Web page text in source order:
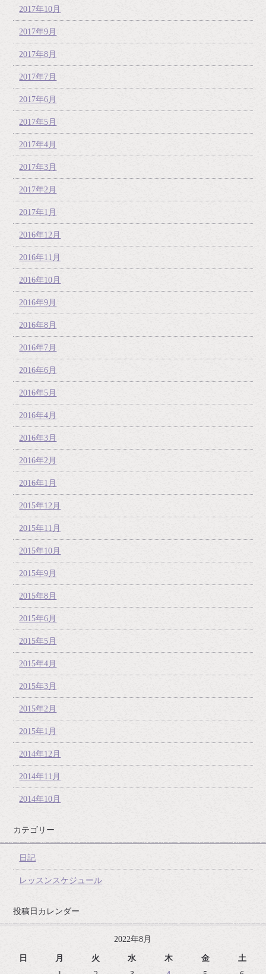
2017年10月
2017年9月
2017年8月
2017年7月
2017年6月
2017年5月
2017年4月
2017年3月
2017年2月
2017年1月
2016年12月
2016年11月
2016年10月
2016年9月
2016年8月
2016年7月
2016年6月
2016年5月
2016年4月
2016年3月
2016年2月
2016年1月
2015年12月
2015年11月
2015年10月
2015年9月
2015年8月
2015年6月
2015年5月
2015年4月
2015年3月
2015年2月
2015年1月
2014年12月
2014年11月
2014年10月
カテゴリー
日記
レッスンスケジュール
投稿日カレンダー
2022年8月
日 月 火 水 木 金
土